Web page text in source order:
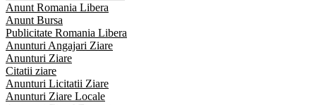
Anunt Romania Libera
Anunt Bursa
Publicitate Romania Libera
Anunturi Angajari Ziare
Anunturi Ziare
Citatii ziare
Anunturi Licitatii Ziare
Anunturi Ziare Locale